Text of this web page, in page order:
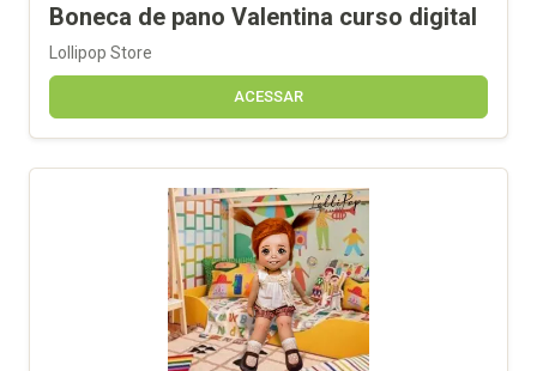
Boneca de pano Valentina curso digital
Lollipop Store
ACESSAR